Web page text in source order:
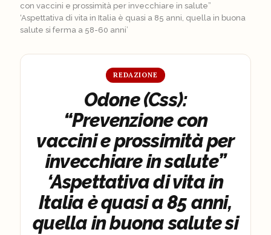
con vaccini e prossimità per invecchiare in salute”
‘Aspettativa di vita in Italia è quasi a 85 anni, quella in buona
salute si ferma a 58-60 anni’
REDAZIONE
Odone (Css):
“Prevenzione con
vaccini e prossimità per
invecchiare in salute”
‘Aspettativa di vita in
Italia è quasi a 85 anni,
quella in buona salute si